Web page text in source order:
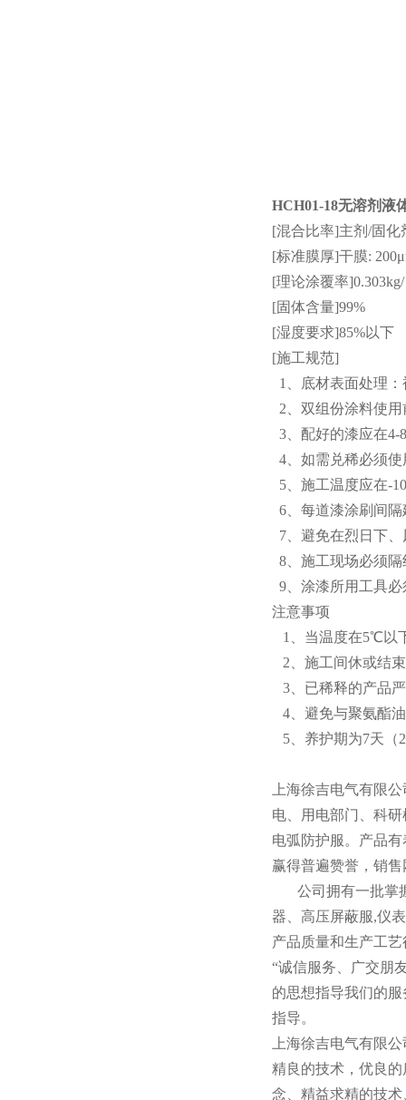
HCH01-18无溶剂液
[混合比率]主剂/固化
[标准膜厚]干膜:
[理论涂覆率]0.303kg/
[固体含量]99%
[湿度要求]85%以下
[施工规范]
1、底材表面处理
2、双组份涂料使
3、配好的漆应在4-
4、如需兑稀必须
5、施工温度应在-
6、每道漆涂刷间
7、避免在烈日下
8、施工现场必须
9、涂漆所用工具
注意事项
1、当温度在5℃以
2、施工间休或结
3、已稀释的产品
4、避免与聚氨酯
5、养护期为7天（
上海徐吉电气有限
电、用电部门、科
电弧防护服。产品
赢得普遍赞誉，销
公司拥有一批掌握
器、高压屏蔽服,仪
产品质量和生产工
“诚信服务、广交朋
的思想指导我们的
指导。
上海徐吉电气有限
精良的技术，优良
念、精益求精的技